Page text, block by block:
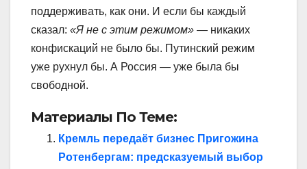
поддерживать, как они. И если бы каждый
сказал: «Я не с этим режимом» — никаких
конфискаций не было бы. Путинский режим
уже рухнул бы. А Россия — уже была бы
свободной.
Материалы По Теме:
Кремль передаёт бизнес Пригожина
Ротенбергам: предсказуемый выбор